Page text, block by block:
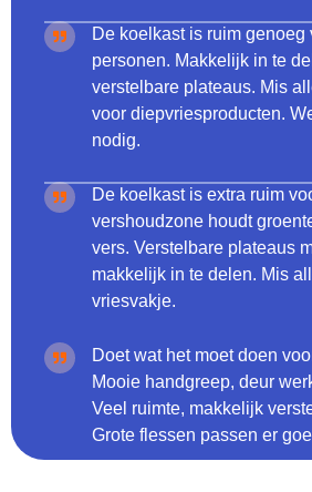
De koelkast is ruim genoeg
personen. Makkelijk in te
verstelbare plateaus. Mis
voor diepvriesproducten.
nodig.
De koelkast is extra ruim
vershoudzone houdt
vers. Verstelbare plateaus
makkelijk in te delen. Mis
vriesvakje.
Doet wat het moet doen
Mooie handgreep, deur
Veel ruimte, makkelijk
Grote flessen passen er